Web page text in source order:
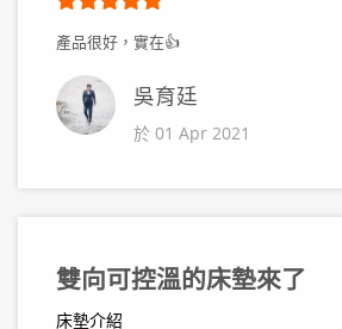
產品很好，實在👍
吳育廷
於 01 Apr 2021
雙向可控溫的床墊來了
床墊介紹